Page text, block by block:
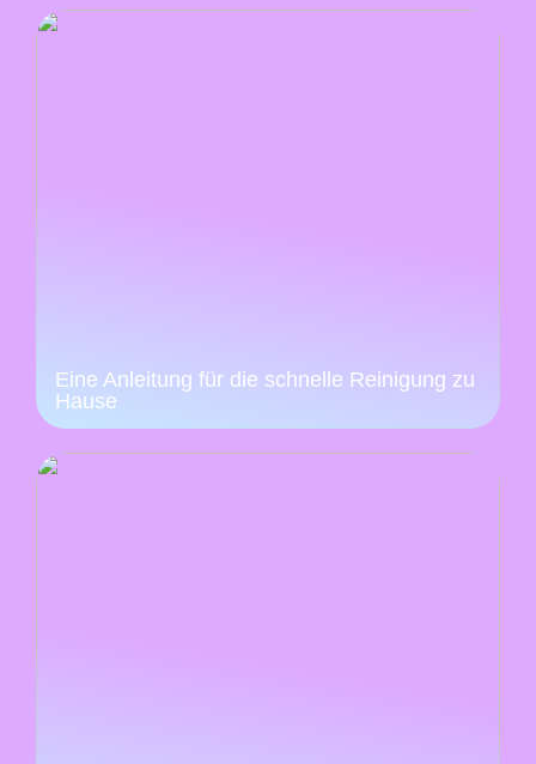
Eine Anleitung für die schnelle Reinigung zu
Hause